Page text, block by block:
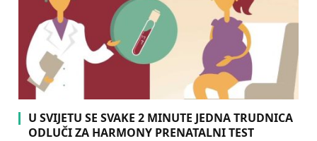
U SVIJETU SE SVAKE 2 MINUTE JEDNA TRUDNICA
ODLUČI ZA HARMONY PRENATALNI TEST